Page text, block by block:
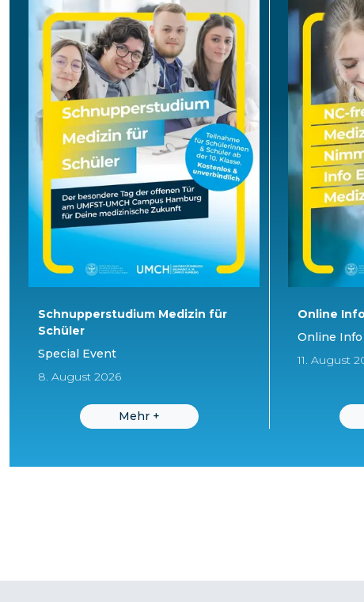
Schnupperstudium Medizin für
Schüler
Special Event
8. August 2026
Mehr+
Online
Online
11. August